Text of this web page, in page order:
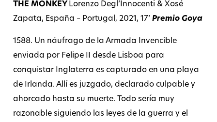
THE MONKEY Lorenzo Degl’Innocenti & Xosé
Zapata, España – Portugal, 2021, 17’ Premio Goya
1588. Un náufrago de la Armada Invencible
enviada por Felipe II desde Lisboa para
conquistar Inglaterra es capturado en una playa
de Irlanda. Allí es juzgado, declarado culpable y
ahorcado hasta su muerte. Todo sería muy
razonable siguiendo las leyes de la guerra y el